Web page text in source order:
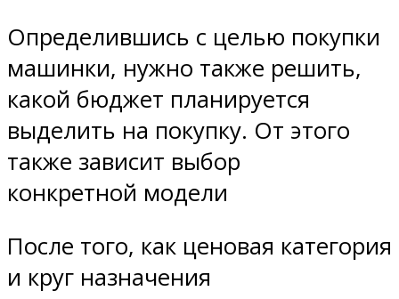
Определившись с целью покупки
машинки, нужно также решить,
какой бюджет планируется
выделить на покупку. От этого
также зависит выбор
конкретной модели
После того, как ценовая категория
и круг назначения